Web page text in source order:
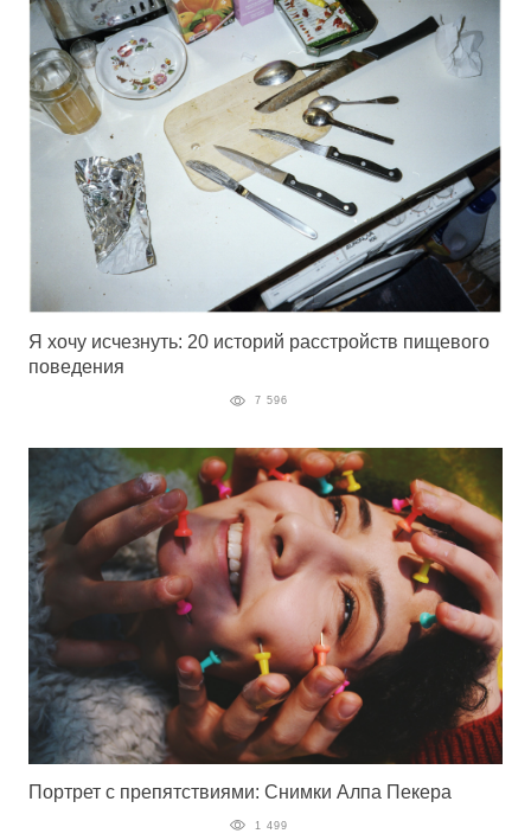
Я хочу исчезнуть: 20 историй расстройств пищевого
поведения
7 596
Портрет с препятствиями: Снимки Алпа Пекера
1 499